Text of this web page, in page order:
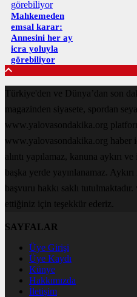
Mahkemeden
emsal karar:
Annesini her ay
icra yoluyla
görebiliyor
Türkiye'den ve Dünya’dan son
magazinden siyasete, spordan
www.yalovasondakika.org
www.yalovasondakika.org haber
alıntı yapılamaz, kanuna aykırı
başka yerde yayınlanamaz.
başvuru hakkı saklı
ettiğiniz için teşekkür ederiz.
SAYFALAR
Üye Girişi
Üye Kaydı
Künye
Hakkımızda
İletişim